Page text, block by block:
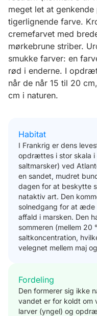
meget let at
tigerlignende farve.
cremefarvet med
mørkebrune striber.
smukke farver: en
rød i enderne. I
når de når 15 til 20
cm i naturen.
Habitat
I Frankrig er dens
opdrættes i stor skala i
saltmarsker) ved
en sandet, mudret
dagen for at beskytte
nataktiv art. Den
solnedgang for at æde
affald i marsken. Den
sommeren (mellem 20
saltkoncentration,
velegnet mellem maj
Fordeling
Den formerer sig ikke
vandet er for koldt om
larver (yngel) og